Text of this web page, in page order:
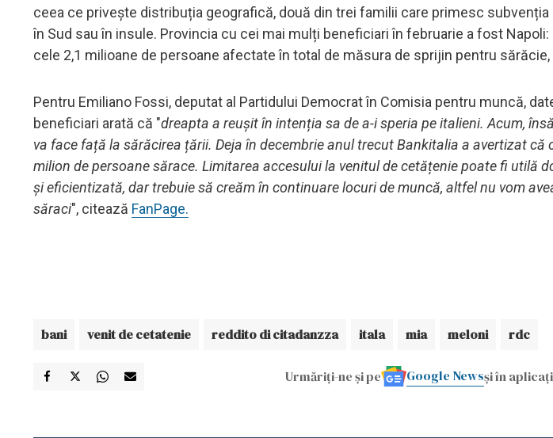
ceea ce privește distribuția geografică, două din trei familii care primesc
în Sud sau în insule. Provincia cu cei mai mulți beneficiari în februarie a fost
cele 2,1 milioane de persoane afectate în total de măsura de sprijin pentru
Pentru Emiliano Fossi, deputat al Partidului Democrat în Comisia pentru muncă,
beneficiari arată că "dreapta a reușit în intenția sa de a-i speria pe italieni. Acum,
va face față la sărăcirea țării. Deja în decembrie anul trecut Bankitalia a avertizat că
milion de persoane sărace. Limitarea accesului la venitul de cetățenie poate fi utilă
și eficientizată, dar trebuie să creăm în continuare locuri de muncă, altfel nu vom
săraci", citează FanPage.
bani venit de cetatenie reddito di citadanzza itala mia meloni rdc
Urmăriți-ne și pe Google Newsși în